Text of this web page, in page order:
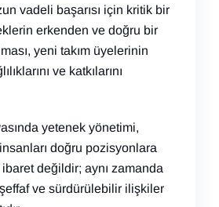
vadeli başarısı için kritik bir
erkenden ve doğru bir
yeni takım üyelerinin
ve katkılarını
yetenek yönetimi,
doğru pozisyonlara
değildir; aynı zamanda
ve sürdürülebilir ilişkiler